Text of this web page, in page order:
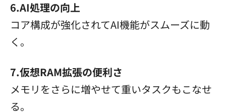
6.AI処理の向上
コア構成が強化されてAI機能がスムーズに動
く。
7.仮想RAM拡張の便利さ
メモリをさらに増やせて重いタスクもこなせ
る。